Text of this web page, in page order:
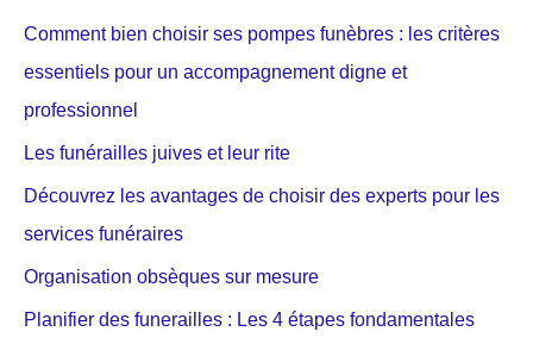
Comment bien choisir ses pompes funèbres : les critères
essentiels pour un accompagnement digne et
professionnel
Les funérailles juives et leur rite
Découvrez les avantages de choisir des experts pour les
services funéraires
Organisation obsèques sur mesure
Planifier des funerailles : Les 4 étapes fondamentales